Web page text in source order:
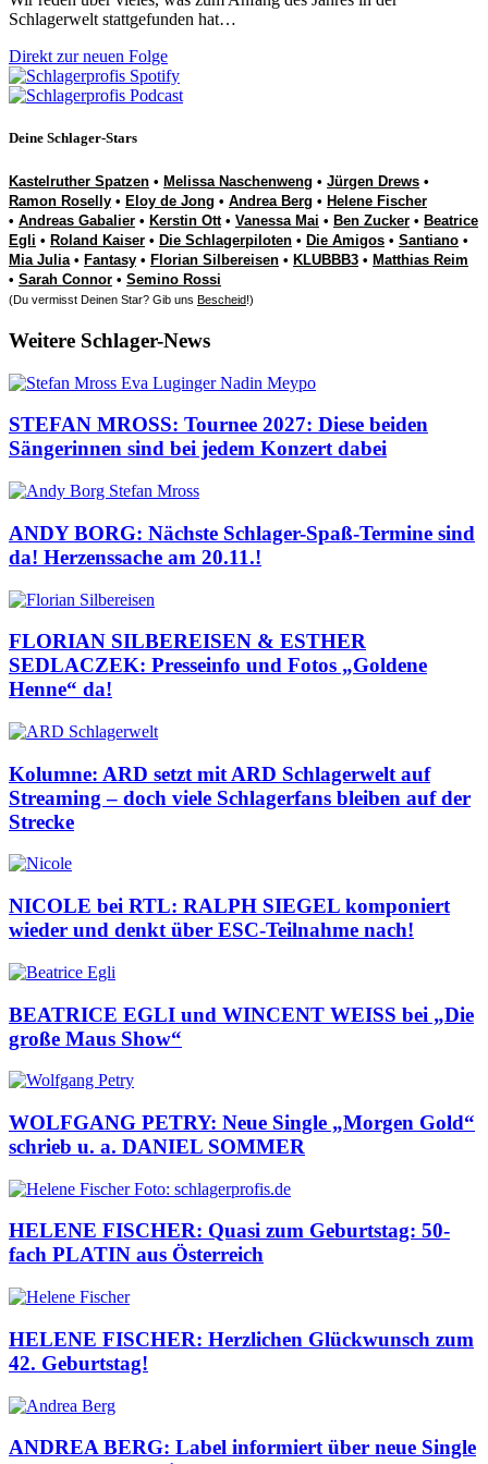
Schlagerwelt stattgefunden hat…
Direkt zur neuen Folge
Deine Schlager-Stars
Kastelruther Spatzen • Melissa Naschenweng • Jürgen Drews •
Ramon Roselly • Eloy de Jong • Andrea Berg • Helene Fischer
• Andreas Gabalier • Kerstin Ott• Vanessa Mai • Ben Zucker • Beatrice
Egli • Roland Kaiser • Die Schlagerpiloten • Die Amigos • Santiano •
Mia Julia• Fantasy • Florian Silbereisen • KLUBBB3 • Matthias Reim
• Sarah Connor • Semino Rossi
(Du vermisst Deinen Star? Gib uns Bescheid!)
Weitere Schlager-News
STEFAN MROSS: Tournee 2027: Diese beiden
Sängerinnen sind bei jedem Konzert dabei
ANDY BORG: Nächste Schlager-Spaß-Termine sind
da! Herzenssache am 20.11.!
FLORIAN SILBEREISEN & ESTHER
SEDLACZEK: Presseinfo und Fotos „Goldene
Henne“ da!
Kolumne: ARD setzt mit ARD Schlagerwelt auf
Streaming – doch viele Schlagerfans bleiben auf der
Strecke
NICOLE bei RTL: RALPH SIEGEL komponiert
wieder und denkt über ESC-Teilnahme nach!
BEATRICE EGLI und WINCENT WEISS bei „Die
große Maus Show“
WOLFGANG PETRY: Neue Single „Morgen Gold“
schrieb u. a. DANIEL SOMMER
HELENE FISCHER: Quasi zum Geburtstag: 50-
fach PLATIN aus Österreich
HELENE FISCHER: Herzlichen Glückwunsch zum
42. Geburtstag!
ANDREA BERG: Label informiert über neue Single